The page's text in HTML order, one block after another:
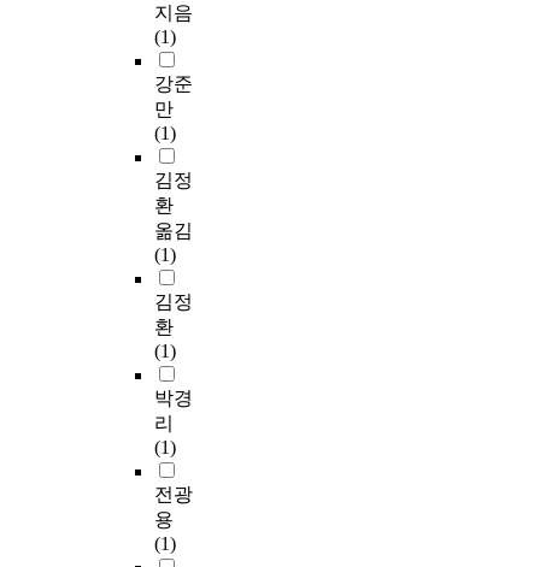
지음
(1)
강준
만
(1)
김정
환
옮김
(1)
김정
환
(1)
박경
리
(1)
전광
용
(1)